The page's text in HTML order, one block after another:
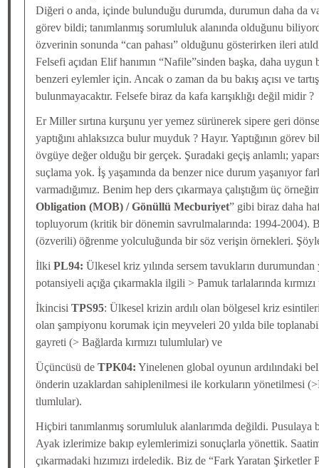
Diğeri o anda, içinde bulunduğu durumda, durumun daha da
görev bildi; tanımlanmış sorumluluk alanında olduğunu
özverinin sonunda “can pahası” olduğunu gösterirken ileri
Felsefi açıdan Elif hanımın “Nafile”sinden başka, daha uygun
benzeri eylemler için. Ancak o zaman da bu bakış açısı ve
bulunmayacaktır. Felsefe biraz da kafa karışıklığı değil midir ?
Er Miller sırtına kurşunu yer yemez sürünerek sipere geri
yaptığını ahlaksızca bulur muyduk ? Hayır. Yaptığının görev
övgüye değer olduğu bir gerçek. Şuradaki geçiş anlamlı;
suçlama yok. İş yaşamında da benzer nice durum yaşanıyor
varmadığımız. Benim hep ders çıkarmaya çalıştığım üç
Obligation (MOB) / Gönüllü Mecburiyet” gibi biraz daha
topluyorum (kritik bir dönemin savrulmalarında: 1994-2004).
(özverili) öğrenme yolculuğunda bir söz verişin örnekleri.
İlki PL94: Ülkesel kriz yılında sersem tavukların durumundan
potansiyeli açığa çıkarmakla ilgili > Pamuk tarlalarında
İkincisi TPS95: Ülkesel krizin ardılı olan bölgesel kriz
olan şampiyonu korumak için meyveleri 20 yılda bile
gayreti (> Bağlarda kırmızı tulumlular) ve
Üçüncüsü de TPK04: Yinelenen global oyunun ardılındaki
önderin uzaklardan sahiplenilmesi ile korkuların yönetilmesi
tlumlular).
Hiçbiri tanımlanmış sorumluluk alanlarımda değildi. Pusulaya
Ayak izlerimize bakıp eylemlerimizi sonuçlarla yönettik.
çıkarmadaki hızımızı irdeledik. Biz de “Fark Yaratan